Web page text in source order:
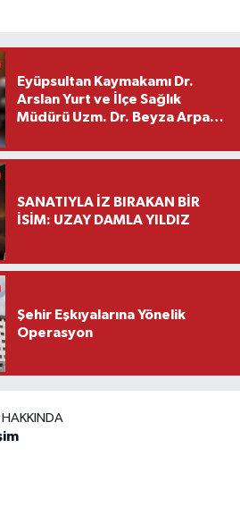
Eyüpsultan Kaymakamı Dr.
Arslan Yurt ve İlçe Sağlık
Müdürü Uzm. Dr. Beyza Arpacı
Ziyareti
SANATIYLA İZ BIRAKAN BİR
İSİM: UZAY DAMLA YILDIZ
Şehir Eşkıyalarına Yönelik
Operasyon
HAKKINDA